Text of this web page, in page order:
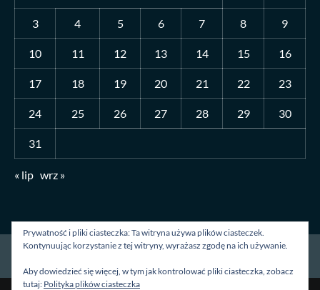
3 4 5 6 7 8 9
10 11 12 13 14 15 16
17 18 19 20 21 22 23
24 25 26 27 28 29 30
31
« lip wrz »
Strona główna O mnie Blog Kontakt
Prywatność i pliki ciasteczka: Ta witryna używa plików ciasteczek.
Kontynuując korzystanie z tej witryny, wyrażasz zgodę na ich używanie.
Aby dowiedzieć się więcej, w tym jak kontrolować pliki ciasteczka, zobacz
tutaj: Polityka plików ciasteczka